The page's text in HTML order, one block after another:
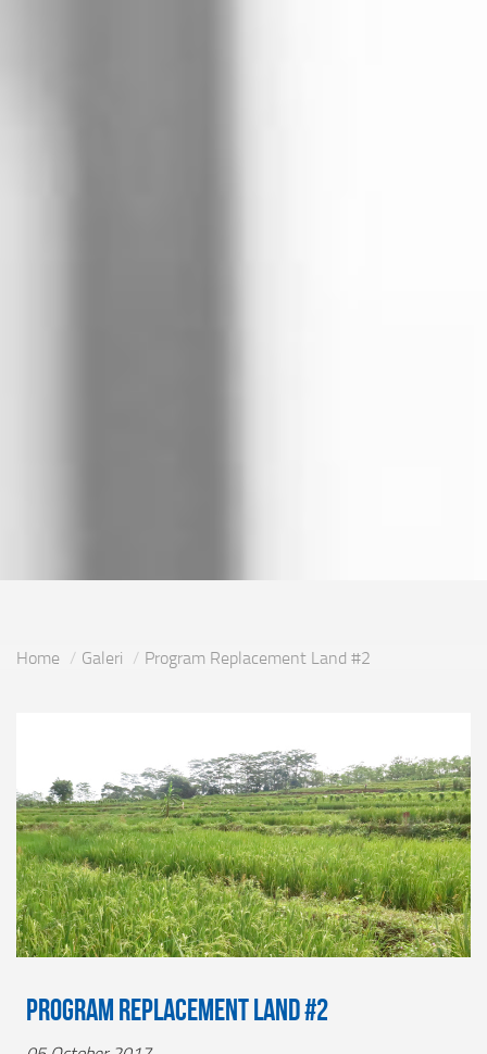
Home Galeri Program Replacement Land #2
Program Replacement Land #2